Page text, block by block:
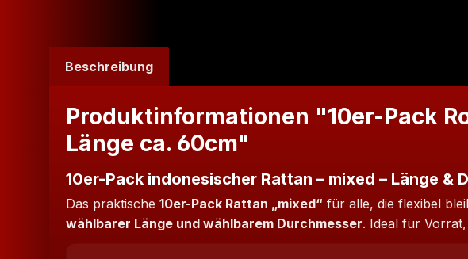
Beschreibung
Produktinformationen "10er-Pack
Länge ca. 60cm"
10er-Pack indonesischer Rattan – mixed – Länge &
Das praktische 10er-Pack Rattan „mixed“ für alle, die flexibel
wählbarer Länge und wählbarem Durchmesser. Ideal für